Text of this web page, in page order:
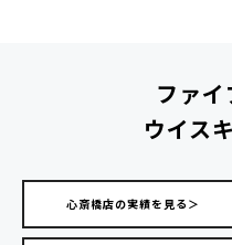
ファ
ウイス
心斎橋店の実績を見る＞